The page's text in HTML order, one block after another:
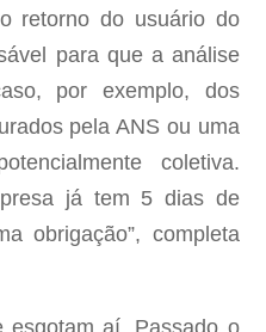
retorno do usuário do
para que a análise
por exemplo, dos
pela ANS ou uma
coletiva.
já tem 5 dias de
obrigação”, completa